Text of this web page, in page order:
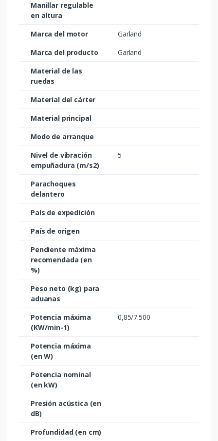
Manillar regulable
en altura
Marca del motor
Garland
Marca del producto
Garland
Material de las
ruedas
Material del cárter
Material principal
Modo de arranque
Nivel de vibración
empuñadura (m/s2)
5
Parachoques
delantero
País de expedición
País de origen
Pendiente máxima
recomendada (en
%)
Peso neto (kg) para
aduanas
Potencia máxima
(KW/min-1)
0,85/7.500
Potencia máxima
(en W)
Potencia nominal
(en kW)
Presión acústica (en
dB)
Profundidad (en cm)